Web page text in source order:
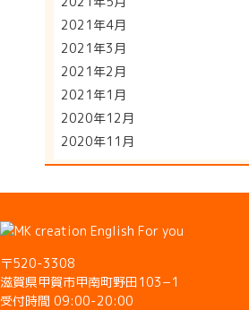
2021年4月
2021年3月
2021年2月
2021年1月
2020年12月
2020年11月
〒520-3308
滋賀県甲賀市甲南町野田103−1
受付時間 09:00-20:00